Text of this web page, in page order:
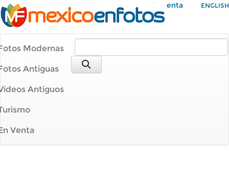
Mi Cuenta ENGLISH
Modernas
Antiguas
Antiguos
Venta